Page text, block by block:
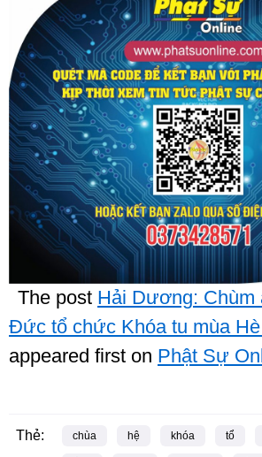
The post Hải Dương: Chùm
Đức tổ chức Khóa tu mùa
appeared first on Phật Sự
Thẻ: chùa hệ khóa tổ